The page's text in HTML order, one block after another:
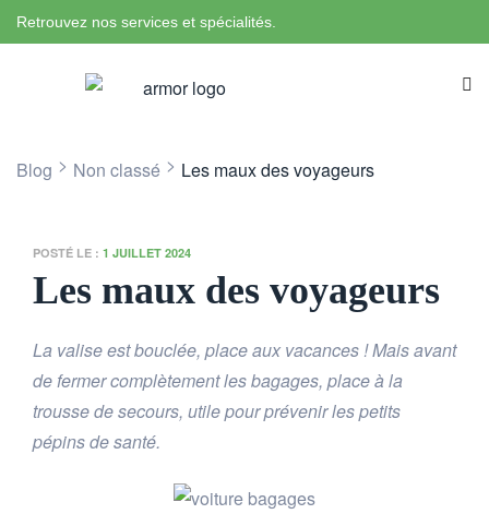
Retrouvez nos services et spécialités.
Blog > Non classé > Les maux des voyageurs
POSTÉ LE : 1 JUILLET 2024
Les maux des voyageurs
La valise est bouclée, place aux vacances ! Mais avant
de fermer complètement les bagages, place à la
trousse de secours, utile pour prévenir les petits
pépins de santé.